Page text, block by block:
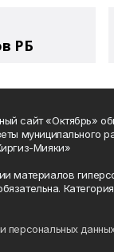
РБ
сайт «Октябрь»
муниципального
Мияки»
материалов
персональных